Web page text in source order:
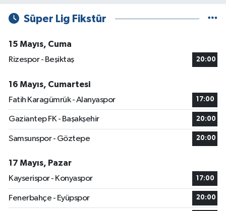
Süper Lig Fikstür
15 Mayıs, Cuma
Rizespor - Beşiktaş
20:00
16 Mayıs, Cumartesi
Fatih Karagümrük - Alanyaspor
17:00
Gaziantep FK - Başakşehir 20:00
Samsunspor - Göztepe 20:00
17 Mayıs, Pazar
Kayserispor - Konyaspor
17:00
Fenerbahçe - Eyüpspor 20:00